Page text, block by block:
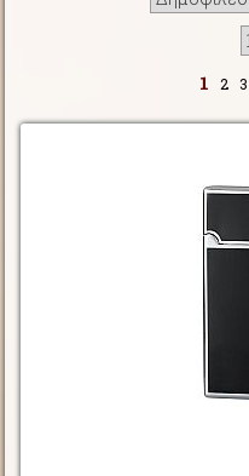
1 2 3